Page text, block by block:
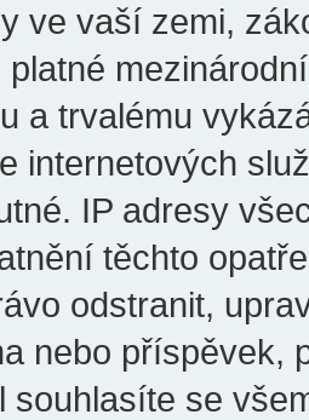
ve vaší zemi,
platné
a trvalému
internetových
IP adresy
těchto
odstranit,
nebo příspěvek,
souhlasíte se